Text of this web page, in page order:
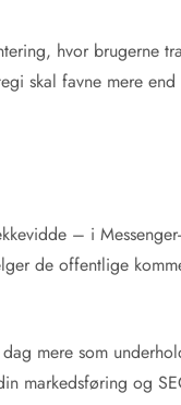
hvor brugerne
skal favne mere
– i
de offentlige
mere som
markedsføring og